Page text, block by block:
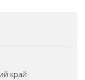
край